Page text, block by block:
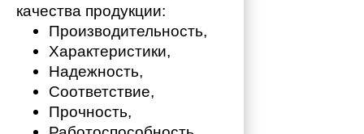
качества продукции:
Производительность,
Характеристики,
Надежность,
Соответствие,
Прочность,